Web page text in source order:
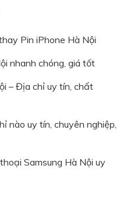
Pin iPhone Hà Nội
nhanh chóng, giá tốt
– Địa chỉ uy tín, chất
nào uy tín, chuyên nghiệp,
Samsung Hà Nội uy